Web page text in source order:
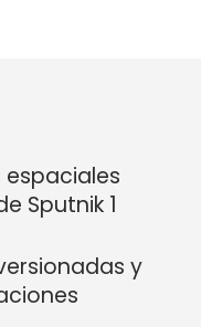
espaciales
Sputnik 1
y